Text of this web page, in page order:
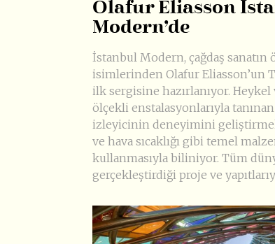
Olafur Eliasson
Modern’de
İstanbul Modern, çağdaş sanatın
isimlerinden Olafur Eliasson’un
ilk sergisine hazırlanıyor.
ölçekli enstalasyonlarıyla
izleyicinin deneyimini
ve hava sıcaklığı gibi temel
kullanmasıyla biliniyor. Tüm
gerçekleştirdiği proje ve